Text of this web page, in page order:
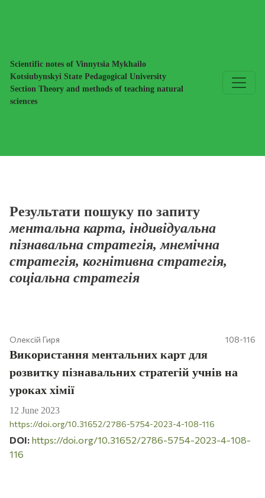
Scientific notes of Vinnytsia Mykhailo
Kotsiubynskyi State Pedagogical University
Section Theory and methods of teaching natural
sciences
Результати пошуку по запиту
ментальна карта, індивідуальна
пізнавальна стратегія, мнемічна
стратегія, когнітивна стратегія,
соціальна стратегія
Олексій Гиря 108-116
Використання ментальних карт для
розвитку пізнавальних стратегій учнів на
уроках хімії
12 June 2023
https://doi.org/10.31652/2786-5754-2023-4-108-116
DOI: https://doi.org/10.31652/2786-5754-2023-4-108-
116